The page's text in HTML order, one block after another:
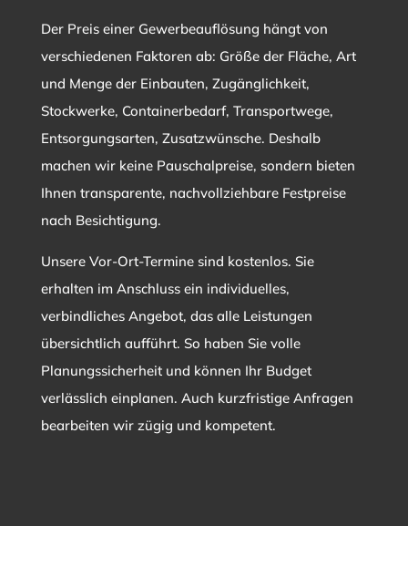
Der Preis einer Gewerbeauflösung hängt von
verschiedenen Faktoren ab: Größe der Fläche, Art
und Menge der Einbauten, Zugänglichkeit,
Stockwerke, Containerbedarf, Transportwege,
Entsorgungsarten, Zusatzwünsche. Deshalb
machen wir keine Pauschalpreise, sondern bieten
Ihnen transparente, nachvollziehbare Festpreise
nach Besichtigung.
Unsere Vor-Ort-Termine sind kostenlos. Sie
erhalten im Anschluss ein individuelles,
verbindliches Angebot, das alle Leistungen
übersichtlich aufführt. So haben Sie volle
Planungssicherheit und können Ihr Budget
verlässlich einplanen. Auch kurzfristige Anfragen
bearbeiten wir zügig und kompetent.